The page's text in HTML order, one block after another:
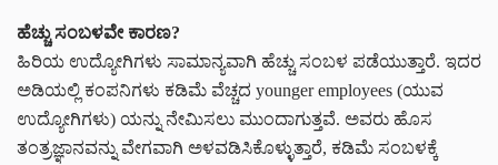
ಹೆಚ್ಚು ಸಂಬಳವೇ ಕಾರಣ?
ಹಿರಿಯ ಉದ್ಯೋಗಿಗಳು ಸಾಮಾನ್ಯವಾಗಿ ಹೆಚ್ಚು ಸಂಬಳ ಪಡೆಯುತ್ತಾರೆ. ಇದರ
ಅಡಿಯಲ್ಲಿ ಕಂಪನಿಗಳು ಕಡಿಮೆ ವೆಚ್ಚದ younger employees (ಯುವ
ಉದ್ಯೋಗಿಗಳು) ಯನ್ನು ನೇಮಿಸಲು ಮುಂದಾಗುತ್ತವೆ. ಅವರು ಹೊಸ
ತಂತ್ರಜ್ಞಾನವನ್ನು ವೇಗವಾಗಿ ಅಳವಡಿಸಿಕೊಳ್ಳುತ್ತಾರೆ, ಕಡಿಮೆ ಸಂಬಳಕ್ಕೆ